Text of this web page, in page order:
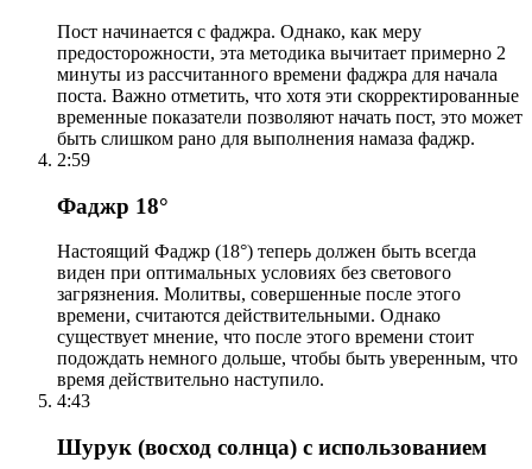
Пост начинается с фаджра. Однако, как меру
предосторожности, эта методика вычитает примерно 2
минуты из рассчитанного времени фаджра для начала
поста. Важно отметить, что хотя эти скорректированные
временные показатели позволяют начать пост, это может
быть слишком рано для выполнения намаза фаджр.
2:59
Фаджр 18°
Настоящий Фаджр (18°) теперь должен быть всегда
виден при оптимальных условиях без светового
загрязнения. Молитвы, совершенные после этого
времени, считаются действительными. Однако
существует мнение, что после этого времени стоит
подождать немного дольше, чтобы быть уверенным, что
время действительно наступило.
4:43
Шурук (восход солнца) с использованием